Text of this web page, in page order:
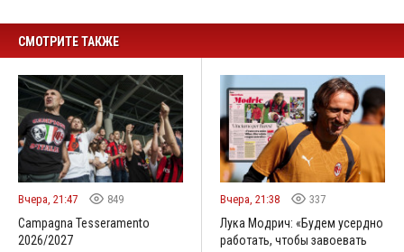
СМОТРИТЕ ТАКЖЕ
Вчера, 21:47 849
Campagna Tesseramento
2026/2027
Вчера, 21:38 337
Лука Модрич: «Будем усердно
работать, чтобы завоевать